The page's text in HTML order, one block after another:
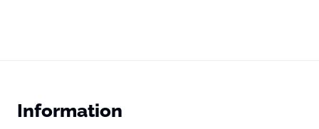
Information